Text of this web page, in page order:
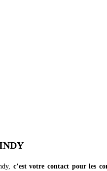
c’est votre contact pour les